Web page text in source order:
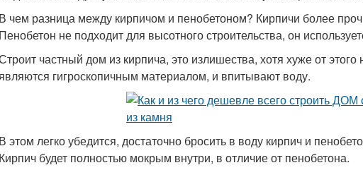
В чем разница между кирпичом и пенобетоном? Кирпичи более
Пенобетон не подходит для высотного строительства, он
частный дом из кирпича, это излишества, хотя хуже от
гигроскопичным материалом, и впитывают воду.
В этом легко убедится, достаточно бросить в воду кирпич и
Кирпич будет полностью мокрым внутри, в отличие от пенобетона.